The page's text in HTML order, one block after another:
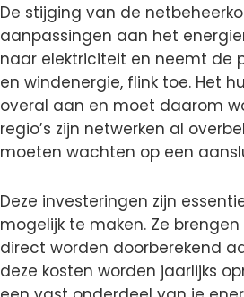
De stijging van de
aanpassingen aan het
naar elektriciteit en neemt de
en windenergie, flink toe. Het
overal aan en moet daarom
regio’s zijn netwerken al
moeten wachten op een
Deze investeringen zijn
mogelijk te maken. Ze
direct worden doorberekend
deze kosten worden jaarlijks